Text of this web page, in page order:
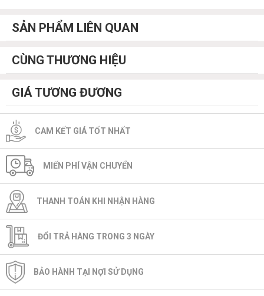
SẢN PHẨM LIÊN QUAN
CÙNG THƯƠNG HIỆU
GIÁ TƯƠNG ĐƯƠNG
CAM KẾT GIÁ TỐT NHẤT
MIẾN PHÍ VẬN CHUYỂN
THANH TOÁN KHI NHẬN HÀNG
ĐỔI TRẢ HÀNG TRONG 3 NGÀY
BẢO HÀNH TẠI NỢI SỬ DỤNG